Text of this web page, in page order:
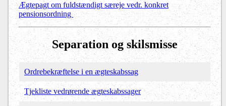
Ægtepagt om fuldstændigt særeje vedr. konkret
pensionsordning
Separation og skilsmisse
Ordrebekræftelse i en ægteskabssag
Tjekliste vedrørende ægteskabssager